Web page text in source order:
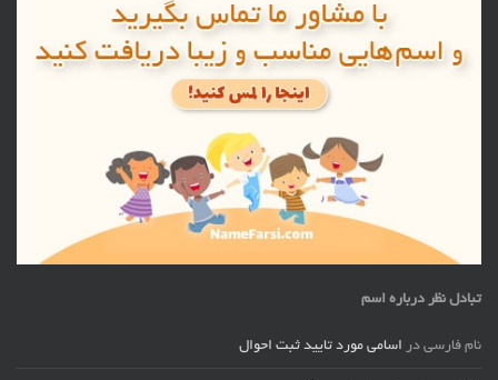
تبادل نظر درباره اسم
نام فارسی در اسامی مورد تایید ثبت احوال